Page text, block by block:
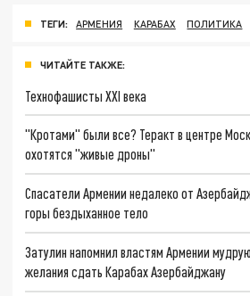
ТЕГИ: АРМЕНИЯ КАРАБАХ ПОЛИТИКА
ЧИТАЙТЕ ТАКЖЕ:
Технофашисты XXI века
"Кротами" были все? Теракт в центре
охотятся "живые дроны"
Спасатели Армении недалеко от
горы бездыханное тело
Затулин напомнил властям Армении
желания сдать Карабах Азербайджану